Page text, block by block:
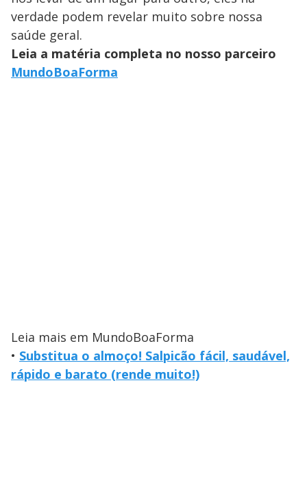
verdade podem revelar muito sobre nossa
saúde geral.
Leia a matéria completa no nosso parceiro
MundoBoaForma
Leia mais em MundoBoaForma
• Substitua o almoço! Salpicão fácil, saudável,
rápido e barato (rende muito!)